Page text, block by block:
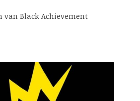
aan de
kunst
Black Achievement